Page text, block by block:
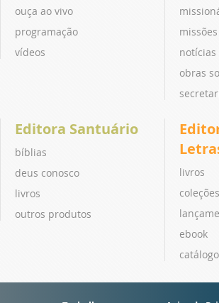
ouça ao vivo
programação
vídeos
notícias
obras
Editora Santuário
bíblias
deus conosco
livros
outros produtos
livros
coleções
ebook
catálogo